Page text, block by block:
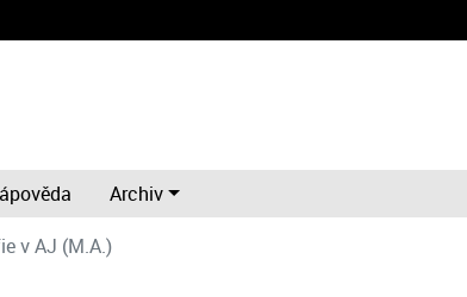
Archiv
v AJ (M.A.)